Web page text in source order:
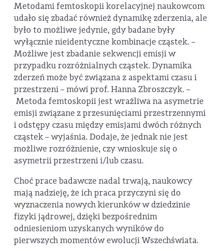
Metodami femtoskopii korelacyjnej naukowcom
udało się zbadać również dynamikę zderzenia, ale
było to możliwe jedynie, gdy badane były
wyłącznie nieidentyczne kombinacje cząstek. –
Możliwe jest zbadanie sekwencji emisji w
przypadku rozróżnialnych cząstek. Dynamika
zderzeń może być związana z aspektami czasu i
przestrzeni – mówi prof. Hanna Zbroszczyk. –
Metoda femtoskopii jest wrażliwa na asymetrie
emisji związane z przesunięciami przestrzennymi
i odstępy czasu między emisjami dwóch różnych
cząstek – wyjaśnia. Dodaje, że jednak nie jest
możliwe rozróżnienie, czy wnioskuje się o
asymetrii przestrzeni i/lub czasu.
Choć prace badawcze nadal trwają, naukowcy
mają nadzieję, że ich praca przyczyni się do
wyznaczenia nowych kierunków w dziedzinie
fizyki jądrowej, dzięki bezpośrednim
odniesieniom uzyskanych wyników do
pierwszych momentów ewolucji Wszechświata.